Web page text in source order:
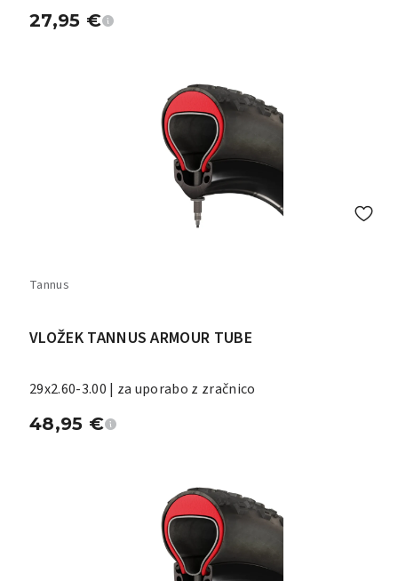
27,95 €
Tannus
VLOŽEK TANNUS ARMOUR TUBE
29x2.60-3.00 | za uporabo z zračnico
48,95 €